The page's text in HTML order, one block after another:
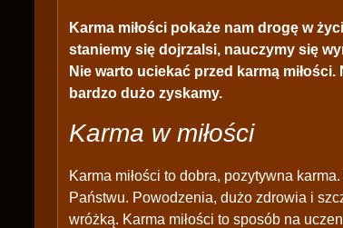
Karma miłości pokaże nam drogę w
staniemy się dojrzalsi, nauczymy się
Nie warto uciekać przed karmą
bardzo dużo zyskamy.
Karma w miłości
Karma miłości to dobra, pozytywna
Państwu. Powodzenia, dużo zdrowia i
wróżką. Karma miłości to sposób na